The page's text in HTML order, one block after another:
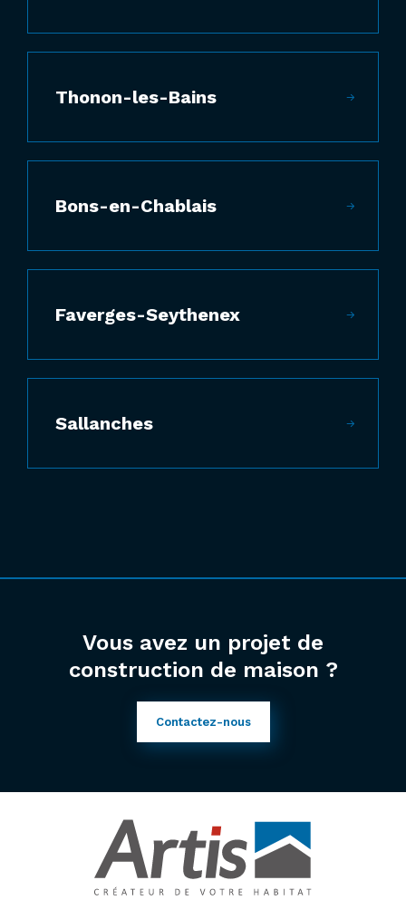
Thonon-les-Bains
Bons-en-Chablais
Faverges-Seythenex
Sallanches
Vous avez un projet de
construction de maison ?
Contactez-nous